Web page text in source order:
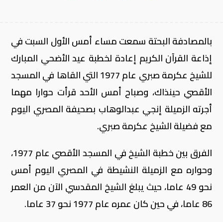
بالمصادفة البحتة سمعت مساء أمس الأول السبت في
إذاعة القرآن الكريم إعادة لخطبة عيد الأضحي المبارك
للشيخ عكرمة صبري عام 1977 التي القاها في المسجد
الأقصي حينذاك، وصباح أمس الأحد قرأت حوارا مهما
أجرته الزميلة إنجي عبدالوهاب بصحيفة المصري اليوم
مع فضيلة الشيخ عكرمة صبري.
الفرق بين خطبة الشيخ في المسجد الأقصي عام 1977،
وحواره مع الزميلة النشيطة في المصري اليوم أمس
نحو 49 عاما، حيث يبلغ الشيخ المقدسي الآن من العمر
86 عاما، في حين كان عمره عام 1977 نحو 37 عاما.